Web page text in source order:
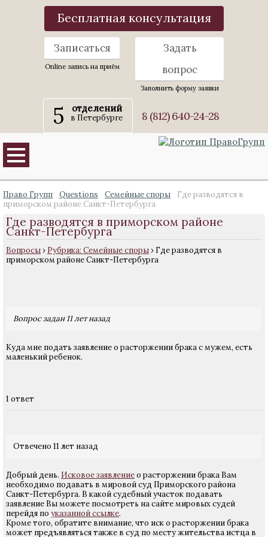
Бесплатная консультация
Записаться
Online запись на приём
Задать
вопрос
Заполнить форму заявки
5 отделений
в Петербурге 8 (812) 640-24-28
Право Групп Questions Семейные споры
Где разводятся в
приморском районе Санкт-Петербурга
Где разводятся в приморском районе
Санкт-Петербурга
Вопросы› Рубрика: Семейные споры› Где разводятся в
приморском районе Санкт-Петербурга
Вопрос задан 11 лет назад
Куда мне подать заявление о расторжении брака с мужем, есть
маленький ребенок.
1 ответ
Отвечено 11 лет назад
Добрый день. Исковое заявлениео расторжении брака Вам
необходимо подавать в мировой суд Приморского района
Санкт-Петербурга. В какой судебный участок подавать
заявление Вы можете посмотреть на сайте мировых судей
перейдя по указанной ссылке.
Кроме того, обратите внимание, что иск о расторжении брака
может предъявляться также в суд по месту жительства истца в